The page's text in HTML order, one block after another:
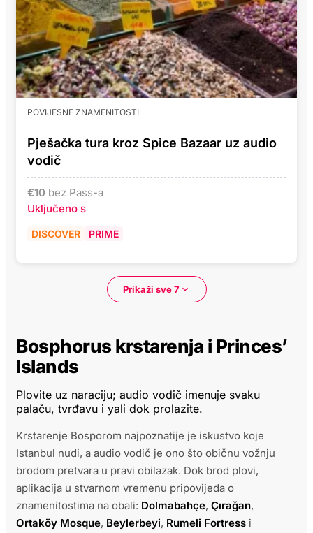
POVIJESNE ZNAMENITOSTI
Pješačka tura kroz Spice Bazaar uz audio
vodič
€10 bez Pass-a
Uključeno s
DISCOVER PRIME
Prikaži sve 7
Bosphorus krstarenja i Princes’
Islands
Plovite uz naraciju; audio vodič imenuje svaku
palaču, tvrđavu i yali dok prolazite.
Krstarenje Bosporom najpoznatije je iskustvo koje
Istanbul nudi, a audio vodič je ono što običnu vožnju
brodom pretvara u pravi obilazak. Dok brod plovi,
aplikacija u stvarnom vremenu pripovijeda o
znamenitostima na obali: Dolmabahçe, Çırağan,
Ortaköy Mosque, Beylerbeyi, Rumeli Fortress i